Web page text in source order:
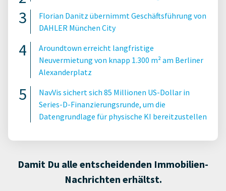
Florian Danitz übernimmt Geschäftsführung von
DAHLER München City
Aroundtown erreicht langfristige
Neuvermietung von knapp 1.300 m² am Berliner
Alexanderplatz
NavVis sichert sich 85 Millionen US-Dollar in
Series-D-Finanzierungsrunde, um die
Datengrundlage für physische KI bereitzustellen
Damit Du alle entscheidenden Immobilien-
Nachrichten erhältst.